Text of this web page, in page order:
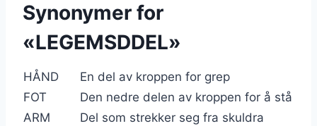
Synonymer for
«LEGEMSDDEL»
HÅND
En del av kroppen for grep
FOT
Den nedre delen av kroppen for å stå
ARM
Del som strekker seg fra skuldra